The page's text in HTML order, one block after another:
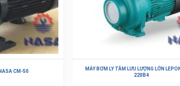
CM-50
MÁY BƠM LY TÂM LƯU LƯỢNG LỚN
220B4